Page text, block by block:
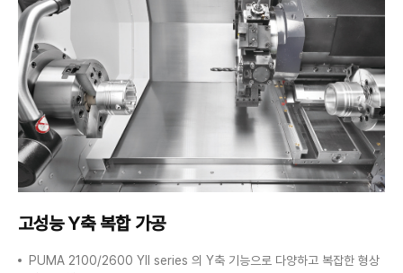
고성능 Y축 복합 가공
PUMA 2100/2600 YII series 의 Y축 기능으로 다양하고 복잡한 형상